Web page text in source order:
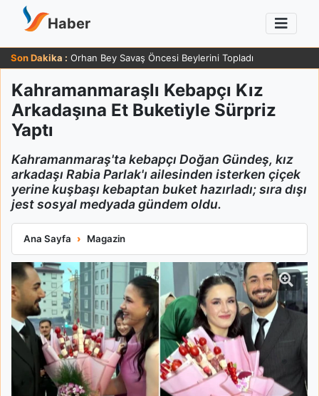
Haber
Son Dakika : Orhan Bey Savaş Öncesi Beylerini Topladı
Kahramanmaraşlı Kebapçı Kız
Arkadaşına Et Buketiyle Sürpriz
Yaptı
Kahramanmaraş'ta kebapçı Doğan Gündeş, kız
arkadaşı Rabia Parlak'ı ailesinden isterken çiçek
yerine kuşbaşı kebaptan buket hazırladı; sıra dışı
jest sosyal medyada gündem oldu.
Ana Sayfa Magazin
Kahramanmaraşlı Kebapçı Kız Arkadaşına Et Buketiyle Sürpriz